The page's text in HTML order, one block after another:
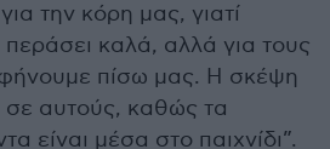
την κόρη μας, γιατί
περάσει καλά, αλλά για τους
πίσω μας. Η σκέψη
σε αυτούς, καθώς τα
είναι μέσα στο παιχνίδι”.